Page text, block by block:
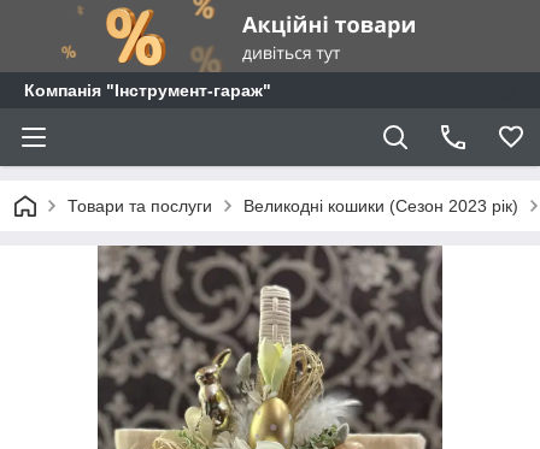
Компанія "Інструмент-гараж"
Товари та послуги Великодні кошики (Сезон 2023 рік)